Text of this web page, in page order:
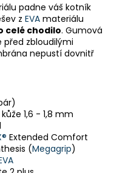
padne váš kotník
z EVA materiálu
celé chodilo. Gumová
před zbloudilými
nepustí dovnitř
1,6 - 1,8 mm
Extended Comfort
(Megagrip)